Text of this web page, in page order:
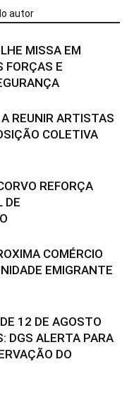
autor
MISSA EM
FORÇAS E
REUNIR ARTISTAS
COLETIVA
REFORÇA
DE
COMÉRCIO
EMIGRANTE
12 DE AGOSTO
DGS ALERTA PARA
DO